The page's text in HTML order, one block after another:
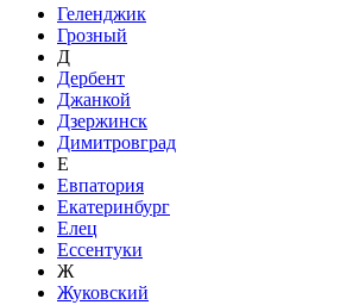
Геленджик
Грозный
Д
Дербент
Джанкой
Дзержинск
Димитровград
Е
Евпатория
Екатеринбург
Елец
Ессентуки
Ж
Жуковский